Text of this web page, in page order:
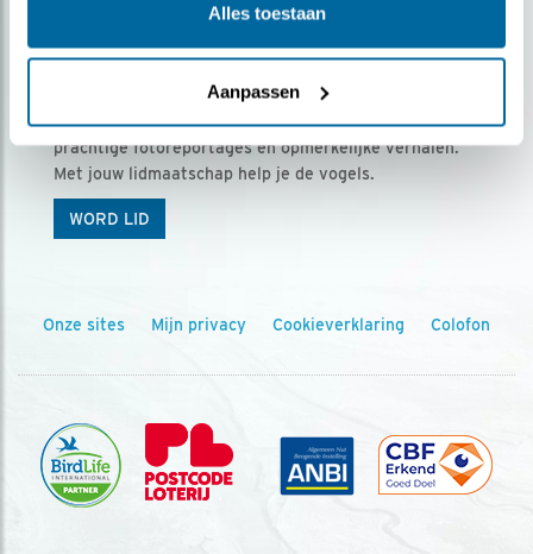
Alles toestaan
Aanpassen
Ontvang 5 x Vogels voor € 36,00 per jaar
Vogels is het tijdschrift voor onze leden, met
prachtige fotoreportages en opmerkelijke verhalen.
Met jouw lidmaatschap help je de vogels.
WORD LID
Onze sites Mijn privacy Cookieverklaring Colofon